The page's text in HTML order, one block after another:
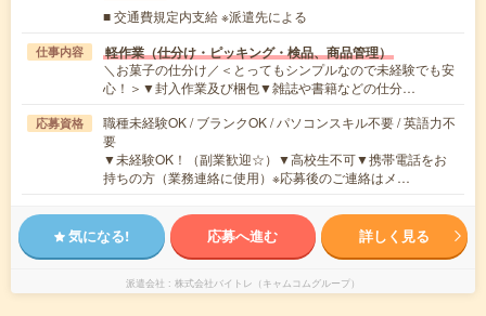
■ 交通費規定内支給 ※派遣先による
仕事内容 軽作業（仕分け・ピッキング・検品、商品管理）
＼お菓子の仕分け／＜とってもシンプルなので未経験でも安
心！＞▼封入作業及び梱包▼雑誌や書籍などの仕分…
応募資格
職種未経験OK / ブランクOK / パソコンスキル不要 / 英語力不
要
▼未経験OK！（副業歓迎☆）▼高校生不可▼携帯電話をお
持ちの方（業務連絡に使用）※応募後のご連絡はメ…
気になる! 応募へ進む 詳しく見る
派遣会社 株式会社バイトレ（キャムコムグループ）